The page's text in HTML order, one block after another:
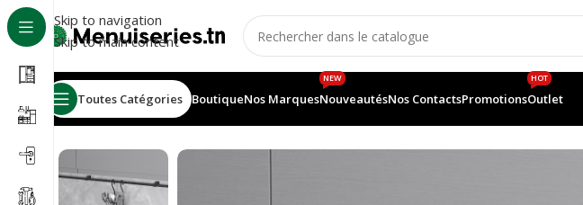
Skip to navigation
Skip to main content
Toutes Catégories BoutiqueNos MarquesNouveautés
NEW
Nos ContactsPromotionsOutlet
HOT
Accueil/Accessoires cuisines